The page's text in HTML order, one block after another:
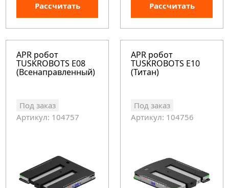
Рассчитать Рассчитать
APR робот
TUSKROBOTS E08
(Всенаправленный)
Под заказ
Артикул: 104757
APR робот
TUSKROBOTS E10
(Титан)
Под заказ
Артикул: 104756